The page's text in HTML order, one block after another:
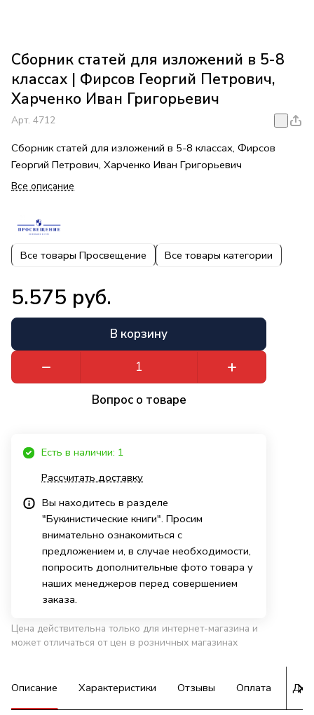
Сборник статей для изложений в 5-8
классах | Фирсов Георгий Петрович,
Харченко Иван Григорьевич
Арт. 4712
Сборник статей для изложений в 5-8 классах, Фирсов
Георгий Петрович, Харченко Иван Григорьевич
Все описание
Все товары Просвещение Все товары категории
5.575 руб.
В корзину
Вопрос о товаре
Есть в наличии: 1
Рассчитать доставку
Вы находитесь в разделе
"Букинистические книги". Просим
внимательно ознакомиться с
предложением и, в случае необходимости,
попросить дополнительные фото товара у
наших менеджеров перед совершением
заказа.
Цена действительна только для интернет-магазина и
может отличаться от цен в розничных магазинах
Описание Характеристики Отзывы Оплата